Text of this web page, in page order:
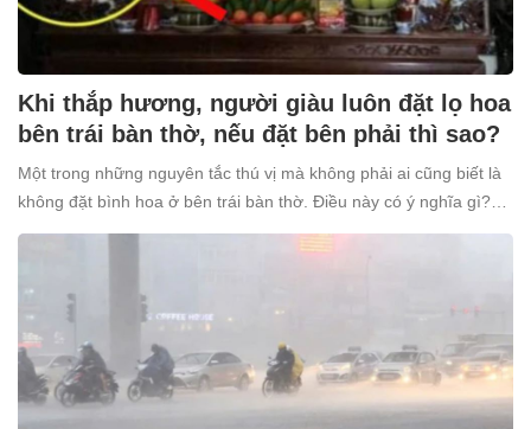
Khi thắp hương, người giàu luôn đặt lọ hoa
bên trái bàn thờ, nếu đặt bên phải thì sao?
Một trong những nguyên tắc thú vị mà không phải ai cũng biết là
không đặt bình hoa ở bên trái bàn thờ. Điều này có ý nghĩa gì?
Tại sao nhiều người giàu lại kiêng kỵ điều này?